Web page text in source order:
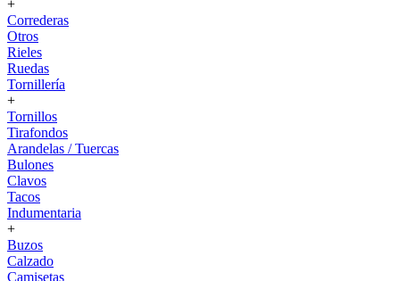
+
Correderas
Otros
Rieles
Ruedas
Tornillería
+
Tornillos
Tirafondos
Arandelas / Tuercas
Bulones
Clavos
Tacos
Indumentaria
+
Buzos
Calzado
Camisetas